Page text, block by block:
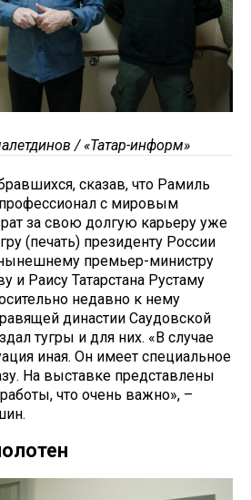
/ «Татар-информ»
сказав, что Рамиль
с мировым
за свою долгую карьеру уже
(печать) президенту России
премьер-министру
Раису Татарстана Рустаму
недавно к нему
династии Саудовской
тугры и для них. «В случае
иная. Он имеет специальное
На выставке представлены
что очень важно», –